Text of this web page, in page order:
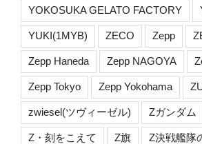
YOKOSUKA GELATO FACTORY
YUKI(1MYB) ZECO Zepp
Zepp Haneda Zepp NAGOYA
Zepp Tokyo Zepp Yokohama
zwiesel(ツヴィーゼル) Zガンダム
Z・刻をこえて Z旗 Z決戦艦隊